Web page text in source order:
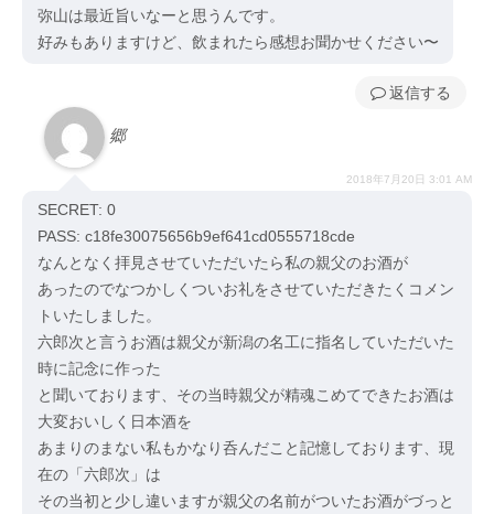
弥山は最近旨いなーと思うんです。
好みもありますけど、飲まれたら感想お聞かせください〜
返信
郷
2018年7月20日 3:01 AM
SECRET: 0
PASS: c18fe30075656b9ef641cd0555718cde
なんとなく拝見させていただいたら私の親父のお酒が
あったのでなつかしくついお礼をさせていただきたくコメン
トいたしました。
六郎次と言うお酒は親父が新潟の名工に指名していただいた
時に記念に作った
と聞いております、その当時親父が精魂こめてできたお酒は
大変おいしく日本酒を
あまりのまない私もかなり呑んだこと記憶しております、現
在の「六郎次」は
その当初と少し違いますが親父の名前がついたお酒がづっと